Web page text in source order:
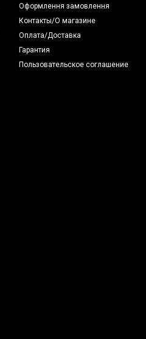
Оформлення замовлення
Контакты/О магазине
Оплата/Доставка
Гарантия
Пользовательское соглашение